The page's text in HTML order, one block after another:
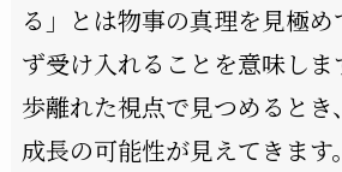
る」とは物事の真理を見極
ず受け入れることを意味しま
歩離れた視点で見つめると
成長の可能性が見えてきます。